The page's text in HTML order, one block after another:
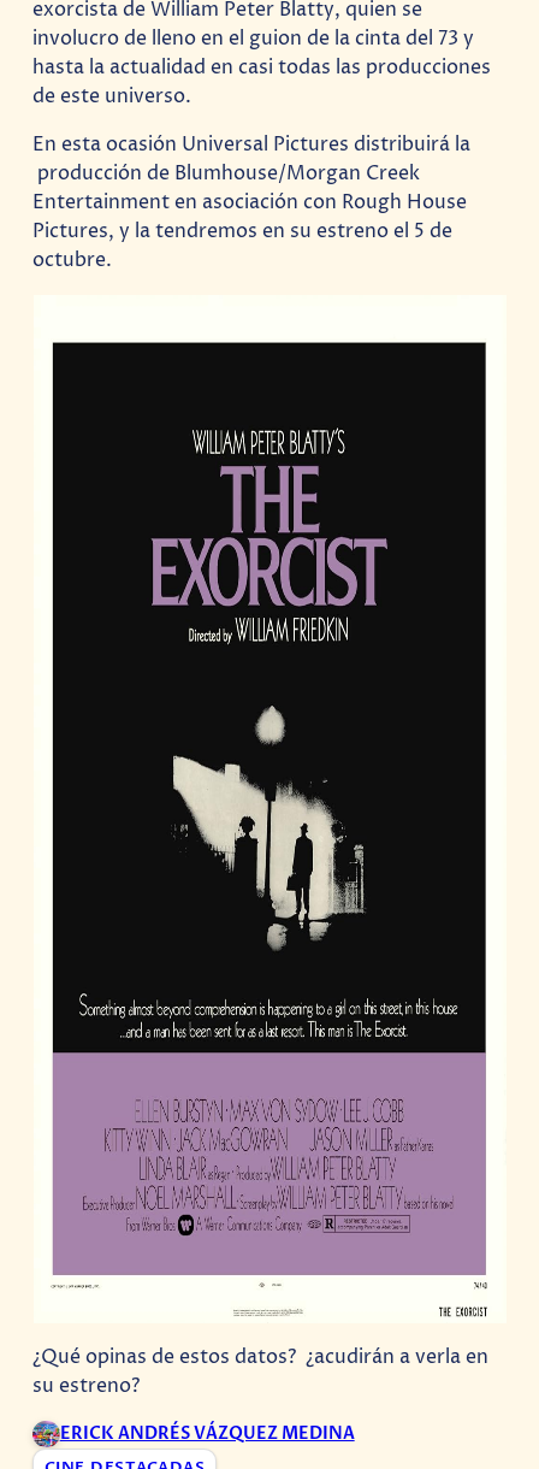
exorcista de William Peter Blatty, quien se
involucro de lleno en el guion de la cinta del 73 y
hasta la actualidad en casi todas las producciones
de este universo.
En esta ocasión Universal Pictures distribuirá la
producción de Blumhouse/Morgan Creek
Entertainment en asociación con Rough House
Pictures, y la tendremos en su estreno el 5 de
octubre.
¿Qué opinas de estos datos? ¿acudirán a verla en
su estreno?
ERICK ANDRÉS VÁZQUEZ MEDINA